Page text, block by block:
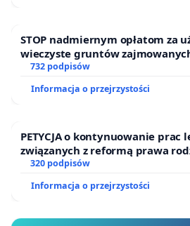
STOP nadmiernym opłatom za
wieczyste gruntów
ogrody działkowe.
732 podpisów
Informacja o przejrzystości
PETYCJA o kontynuowanie prac
związanych z reformą prawa
320 podpisów
Informacja o przejrzystości